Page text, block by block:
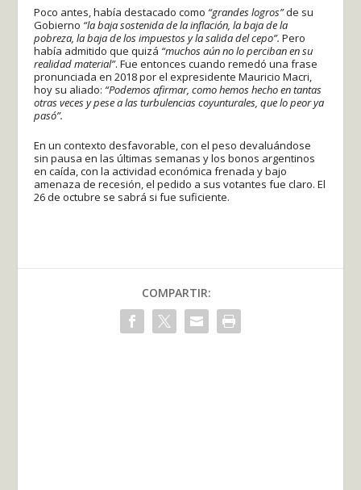
Poco antes, había destacado como “grandes logros”de su
Gobierno “la baja sostenida de la inflación, la baja de la
pobreza, la baja de los impuestos y la salida del cepo”.Pero
había admitido que quizá “muchos aún no lo perciban en su
realidad material”. Fue entonces cuando remedó una frase
pronunciada en 2018 por el expresidente Mauricio Macri,
hoy su aliado: “Podemos afirmar, como hemos hecho en tantas
otras veces y pese a las turbulencias coyunturales, que lo peor ya
pasó”.
En un contexto desfavorable, con el peso devaluándose
sin pausa en las últimas semanas y los bonos argentinos
en caída, con la actividad económica frenada y bajo
amenaza de recesión, el pedido a sus votantes fue claro. El
26 de octubre se sabrá si fue suficiente.
COMPARTIR: